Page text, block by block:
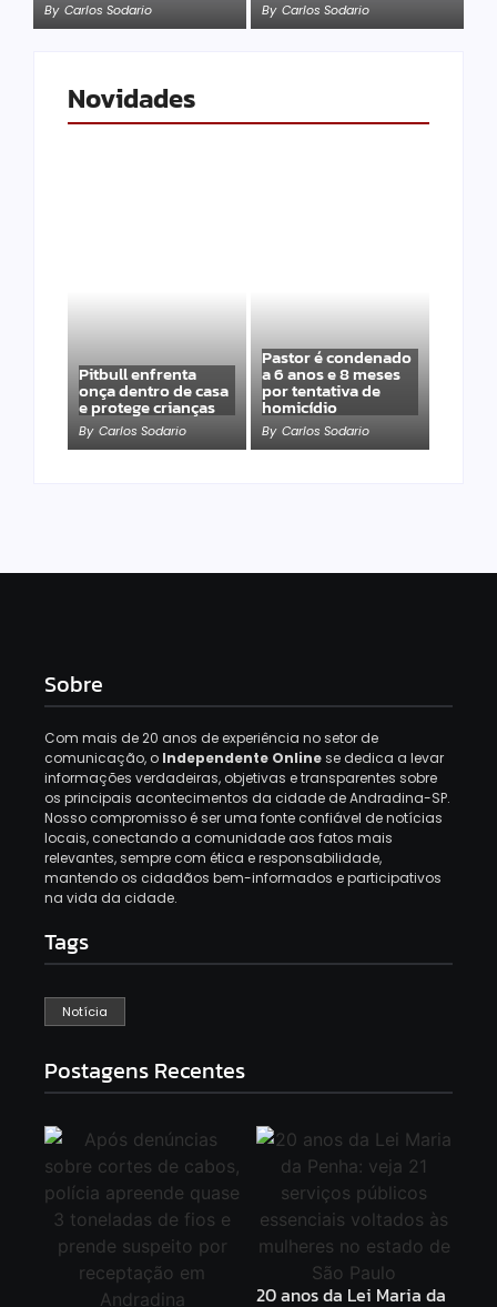
By Carlos Sodario By Carlos Sodario
Novidades
Pitbull enfrenta
onça dentro de casa
e protege crianças
By Carlos Sodario
Pastor é condenado
a 6 anos e 8 meses
por tentativa de
homicídio
By Carlos Sodario
Sobre
Com mais de 20 anos de experiência no setor de
comunicação, o Independente Onlinese dedica a levar
informações verdadeiras, objetivas e transparentes sobre
os principais acontecimentos da cidade de Andradina-SP.
Nosso compromisso é ser uma fonte confiável de notícias
locais, conectando a comunidade aos fatos mais
relevantes, sempre com ética e responsabilidade,
mantendo os cidadãos bem-informados e participativos
na vida da cidade.
Tags
Notícia
Postagens Recentes
20 anos da Lei Maria da